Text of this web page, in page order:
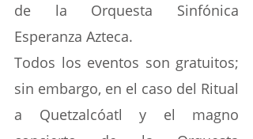
de la Orquesta Sinfónica
Esperanza Azteca.
Todos los eventos son gratuitos;
sin embargo, en el caso del Ritual
a Quetzalcóatl y el magno